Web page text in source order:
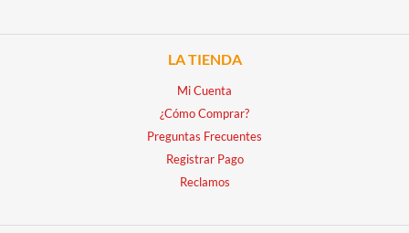
LA TIENDA
Mi Cuenta
¿Cómo Comprar?
Preguntas Frecuentes
Registrar Pago
Reclamos